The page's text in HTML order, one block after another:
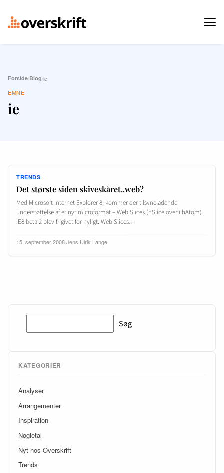
Forside/Blog/ie
EMNE
ie
TRENDS
Det største siden skiveskåret..web?
Med Microsoft Internet Explorer 8, kommer der tilsyneladende
understøttelse af et nyt microformat – Web Slices (hSlice oveni hAtom).
IE8 beta 2 blev frigivet for nyligt. Web Slices…
15. september 2008·Jens Ulrik Lange
Søg
KATEGORIER
Analyser
Arrangementer
Inspiration
Nøgletal
Nyt hos Overskrift
Trends